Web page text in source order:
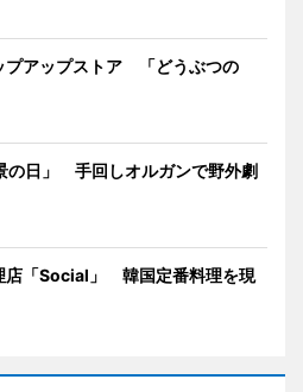
プアップストア 「どうぶつの
の日」 手回しオルガンで野外劇
店「Social」 韓国定番料理を現